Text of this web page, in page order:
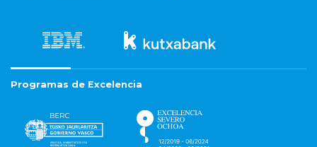
Programas de Excelencia